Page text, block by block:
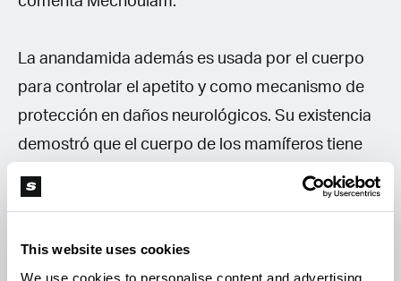
This website uses cookies
We use cookies to personalise content and advertising,
La anandamida además es usada por el cuerpo
para controlar el apetito y como mecanismo de
protección en daños neurológicos. Su existencia
demostró que el cuerpo de los mamíferos tiene
receptores específicos para interactuar con los
derivados del cannabis, como el THC. O sea,
que operan de manera similar, por ello se les